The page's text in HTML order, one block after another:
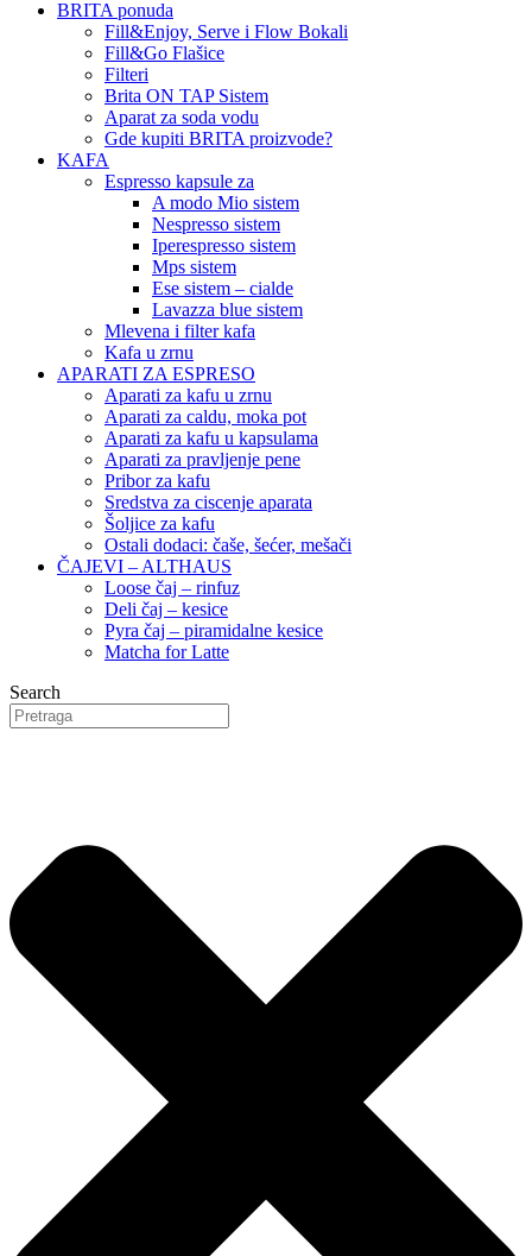
BRITA ponuda
Fill&Enjoy, Serve i Flow Bokali
Fill&Go Flašice
Filteri
Brita ON TAP Sistem
Aparat za soda vodu
Gde kupiti BRITA proizvode?
KAFA
Espresso kapsule za
A modo Mio sistem
Nespresso sistem
Iperespresso sistem
Mps sistem
Ese sistem – cialde
Lavazza blue sistem
Mlevena i filter kafa
Kafa u zrnu
APARATI ZA ESPRESO
Aparati za kafu u zrnu
Aparati za caldu, moka pot
Aparati za kafu u kapsulama
Aparati za pravljenje pene
Pribor za kafu
Sredstva za ciscenje aparata
Šoljice za kafu
Ostali dodaci: čaše, šećer, mešači
ČAJEVI – ALTHAUS
Loose čaj – rinfuz
Deli čaj – kesice
Pyra čaj – piramidalne kesice
Matcha for Latte
Search